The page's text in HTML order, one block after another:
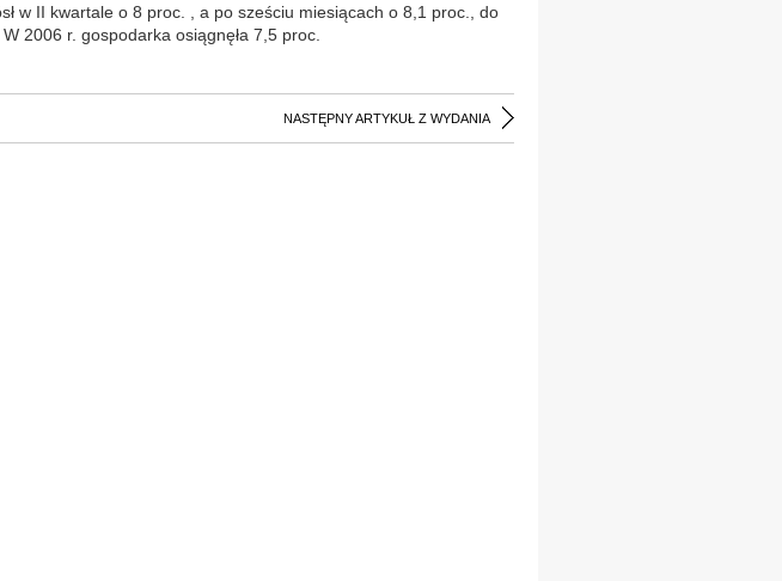
w II kwartale o 8 proc. , a po sześciu miesiącach o 8,1 proc., do
2006 r. gospodarka osiągnęła 7,5 proc.
NASTĘPNY ARTYKUŁ Z WYDANIA